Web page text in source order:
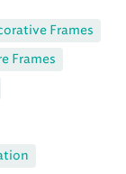
Frames
Frames